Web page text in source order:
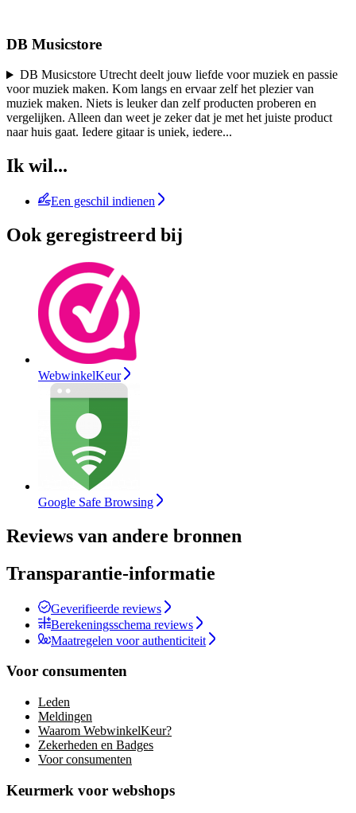
DB Musicstore
DB Musicstore Utrecht deelt jouw liefde voor muziek en passie
voor muziek maken. Kom langs en ervaar zelf het plezier van
muziek maken. Niets is leuker dan zelf producten proberen en
vergelijken. Alleen dan weet je zeker dat je met het juiste product
naar huis gaat. Iedere gitaar is uniek, iedere...
Ik wil...
Een geschil indienen
Ook geregistreerd bij
WebwinkelKeur
Google Safe Browsing
Reviews van andere bronnen
Transparantie-informatie
Geverifieerde reviews
Berekeningsschema reviews
Maatregelen voor authenticiteit
Voor consumenten
Leden
Meldingen
Waarom WebwinkelKeur?
Zekerheden en Badges
Voor consumenten
Keurmerk voor webshops